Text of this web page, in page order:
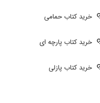
خرید کتاب حمامی
خرید کتاب پارچه ای
خرید کتاب پازلی